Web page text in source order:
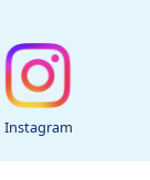
Instagram